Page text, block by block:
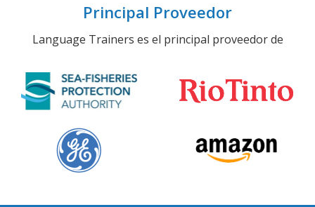
Principal Proveedor
Language Trainers es el principal proveedor de